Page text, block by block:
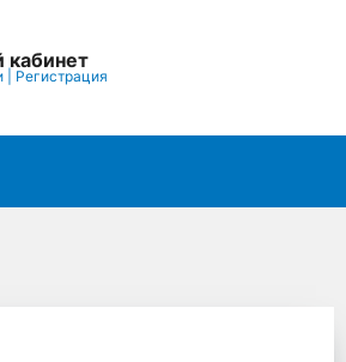
кабинет
| Регистрация